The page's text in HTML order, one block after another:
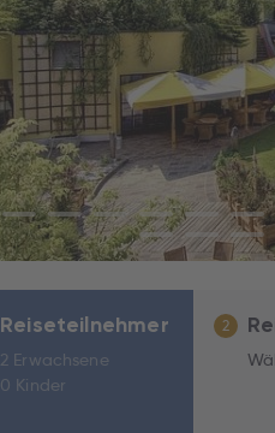
Reiseteilnehmer
2 Erwachsene
0 Kinder
2